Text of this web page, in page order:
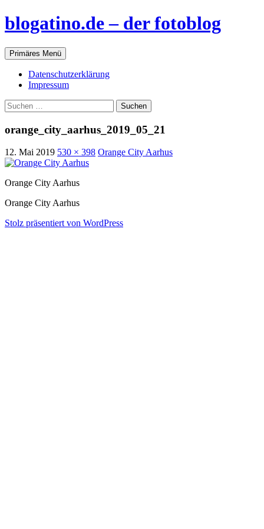
blogatino.de – der fotoblog
Suchen
Primäres Menü Zum
Inhalt
springen
Datenschutzerklärung
Impressum
Suchen
nach:
orange_city_aarhus_2019_05_21
12. Mai 2019 530 × 398 Orange City Aarhus
Orange City Aarhus
Orange City Aarhus
Stolz präsentiert von WordPress